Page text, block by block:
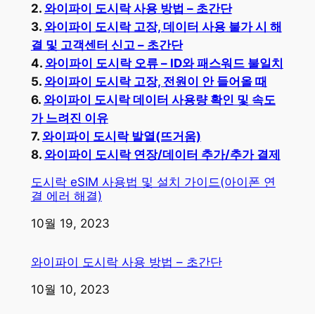
2. 와이파이 도시락 사용 방법 – 초간단
3. 와이파이 도시락 고장, 데이터 사용 불가 시 해
결 및 고객센터 신고 – 초간단
4. 와이파이 도시락 오류 – ID와 패스워드 불일치
5. 와이파이 도시락 고장, 전원이 안 들어올 때
6. 와이파이 도시락 데이터 사용량 확인 및 속도
가 느려진 이유
7. 와이파이 도시락 발열(뜨거움)
8. 와이파이 도시락 연장/데이터 추가/추가 결제
도시락 eSIM 사용법 및 설치 가이드(아이폰 연
결 에러 해결)
일자
10월 19, 2023
와이파이 도시락 사용 방법 – 초간단
일자
10월 10, 2023